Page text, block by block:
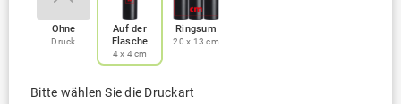
Ohne
Druck
Auf der
Flasche
4 x 4 cm
Ringsum
20 x 13 cm
Bitte wählen Sie die Druckart